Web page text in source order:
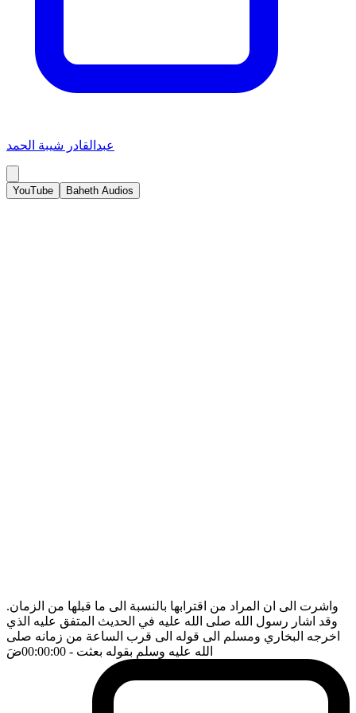
عبدالقادر شيبة الحمد
YouTube Baheth Audios
واشرت الى ان المراد من اقترابها بالنسبة الى ما قبلها من الزمان.
وقد اشار رسول الله صلى الله عليه في الحديث المتفق عليه الذي
اخرجه البخاري ومسلم الى قوله الى قرب الساعة من زمانه صلى
الله عليه وسلم بقوله بعثت - 00:00:00 ضَ